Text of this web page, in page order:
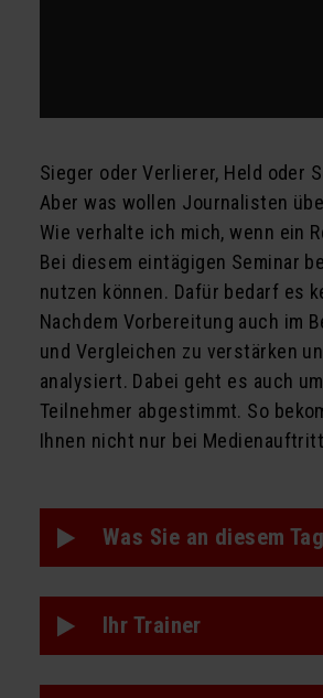
Sieger oder Verlierer, Held oder
Aber was wollen Journalisten
Wie verhalte ich mich, wenn ein
Bei diesem eintägigen Seminar
nutzen können. Dafür bedarf es
Nachdem Vorbereitung auch im
und Vergleichen zu verstärken
analysiert. Dabei geht es auch
Teilnehmer abgestimmt. So
Ihnen nicht nur bei
Was Sie an diesem
Ihr Trainer